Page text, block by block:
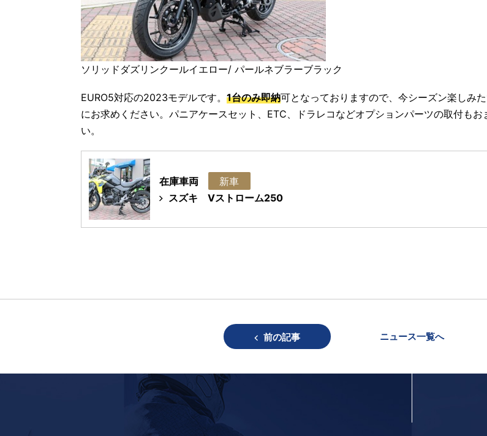
ソリッドダズリンクールイエロー/ パールネブラーブラック
EURO5対応の2023モデルです。 1台のみ即納可となっておりますので、今シーズン楽しみ
にお求めください。パニアケースセット、ETC、ドラレコなどオプションパーツの取付もお
い。
在庫車両
新車
スズキ Vストローム250
前の記事 ニュース一覧へ